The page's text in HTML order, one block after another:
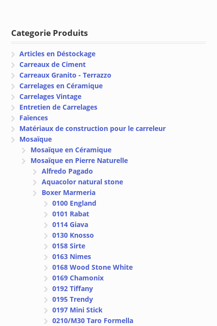
Categorie Produits
Articles en Déstockage
Carreaux de Ciment
Carreaux Granito - Terrazzo
Carrelages en Céramique
Carrelages Vintage
Entretien de Carrelages
Faïences
Matériaux de construction pour le carreleur
Mosaïque
Mosaïque en Céramique
Mosaïque en Pierre Naturelle
Alfredo Pagado
Aquacolor natural stone
Boxer Marmeria
0100 England
0101 Rabat
0114 Giava
0130 Knosso
0158 Sirte
0163 Nimes
0168 Wood Stone White
0169 Chamonix
0192 Tiffany
0195 Trendy
0197 Mini Stick
0210/M30 Taro Formella